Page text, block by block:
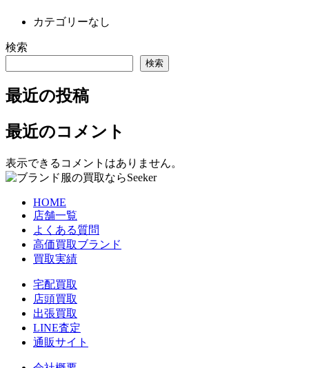
カテゴリーなし
検索
検索
最近の投稿
最近のコメント
表示できるコメントはありません。
HOME
店舗一覧
よくある質問
高価買取ブランド
買取実績
宅配買取
店頭買取
出張買取
LINE査定
通販サイト